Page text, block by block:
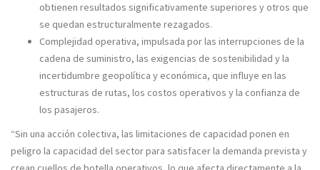
obtienen resultados significativamente superiores y otros que
se quedan estructuralmente rezagados.
Complejidad operativa, impulsada por las interrupciones de la
cadena de suministro, las exigencias de sostenibilidad y la
incertidumbre geopolítica y económica, que influye en las
estructuras de rutas, los costos operativos y la confianza de
los pasajeros.
“Sin una acción colectiva, las limitaciones de capacidad ponen en
peligro la capacidad del sector para satisfacer la demanda prevista y